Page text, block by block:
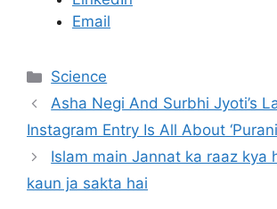
Email
C
a
e
g
o
Science
Asha Negi And Surbhi Jyoti’s
Instagram Entry Is All About
Islam main Jannat ka raaz kya
kaun ja sakta hai